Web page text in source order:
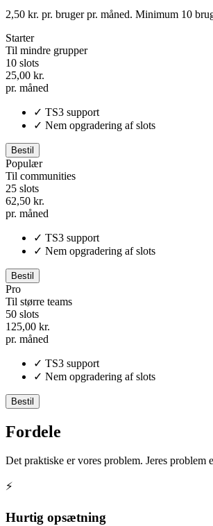
2,50 kr. pr. bruger pr. måned. Minimum 10
Starter
Til mindre grupper
10 slots
25,00 kr.
pr. måned
✓ TS3 support
✓ Nem opgradering af slots
Bestil
Populær
Til communities
25 slots
62,50 kr.
pr. måned
✓ TS3 support
✓ Nem opgradering af slots
Bestil
Pro
Til større teams
50 slots
125,00 kr.
pr. måned
✓ TS3 support
✓ Nem opgradering af slots
Bestil
Fordele
Det praktiske er vores problem. Jeres problem
⚡
Hurtig opsætning